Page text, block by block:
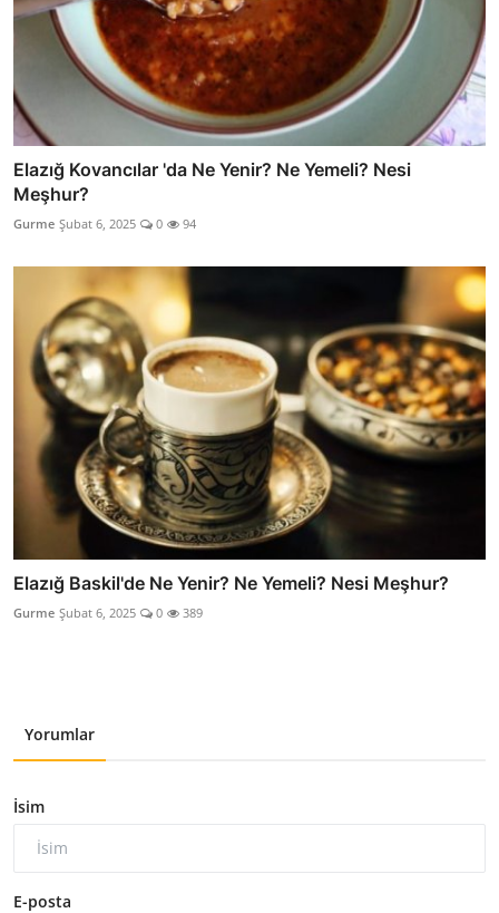
Elazığ Kovancılar 'da Ne Yenir? Ne Yemeli? Nesi
Meşhur?
Gurme Şubat 6, 2025 0 94
Elazığ Baskil'de Ne Yenir? Ne Yemeli? Nesi Meşhur?
Gurme Şubat 6, 2025 0 389
Yorumlar
İsim
E-posta